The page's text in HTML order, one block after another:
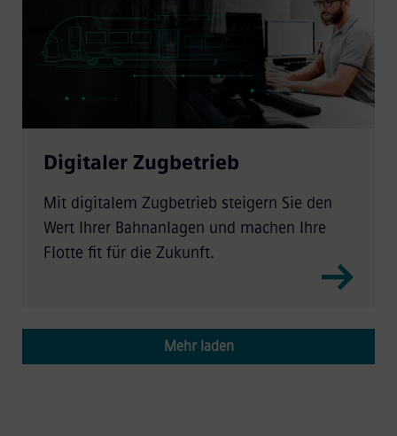
Digitaler Zugbetrieb
Mit digitalem Zugbetrieb steigern Sie den
Wert Ihrer Bahnanlagen und machen Ihre
Flotte fit für die Zukunft.
Mehr laden